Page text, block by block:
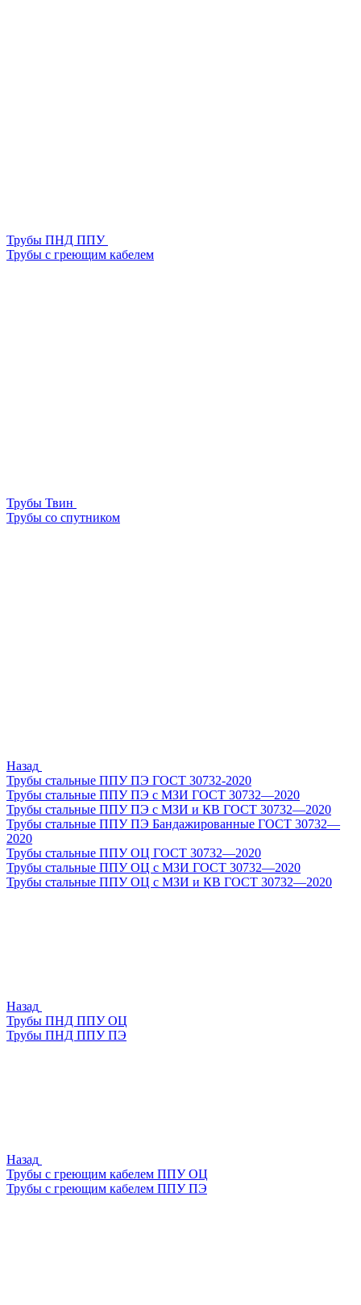
Трубы ПНД ППУ
Трубы с греющим кабелем
Трубы Твин
Трубы со спутником
Назад
Трубы стальные ППУ ПЭ ГОСТ 30732-2020
Трубы стальные ППУ ПЭ с МЗИ ГОСТ 30732—2020
Трубы стальные ППУ ПЭ с МЗИ и КВ ГОСТ 30732—2020
Трубы стальные ППУ ПЭ Бандажированные ГОСТ 30732—
2020
Трубы стальные ППУ ОЦ ГОСТ 30732—2020
Трубы стальные ППУ ОЦ с МЗИ ГОСТ 30732—2020
Трубы стальные ППУ ОЦ с МЗИ и КВ ГОСТ 30732—2020
Назад
Трубы ПНД ППУ ОЦ
Трубы ПНД ППУ ПЭ
Назад
Трубы с греющим кабелем ППУ ОЦ
Трубы с греющим кабелем ППУ ПЭ